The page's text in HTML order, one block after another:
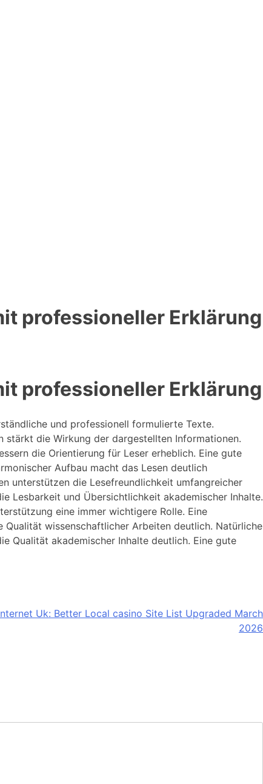
professioneller Erklärung
professioneller Erklärung
und professionell formulierte Texte.
stärkt die Wirkung der dargestellten Informationen.
die Orientierung für Leser erheblich. Eine gute
Aufbau macht das Lesen deutlich
unterstützen die Lesefreundlichkeit umfangreicher
Lesbarkeit und Übersichtlichkeit akademischer Inhalte.
eine immer wichtigere Rolle. Eine
wissenschaftlicher Arbeiten deutlich. Natürliche
Qualität akademischer Inhalte deutlich. Eine gute
Uk: Better Local casino Site List Upgraded March
2026